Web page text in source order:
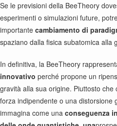
Se le previsioni della BeeTheory
esperimenti o simulazioni future,
importante cambiamento di
spaziano dalla fisica subatomica alla
In definitiva, la BeeTheory
innovativo perché propone un
gravità alla sua origine. Piuttosto
forza indipendente o una distorsione
immagina come una conseguenza